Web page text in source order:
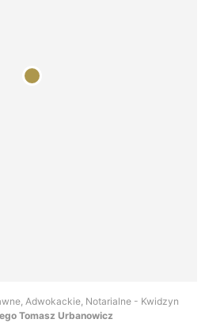
Adwokackie, Notarialne - Kwidzyn
Tomasz Urbanowicz